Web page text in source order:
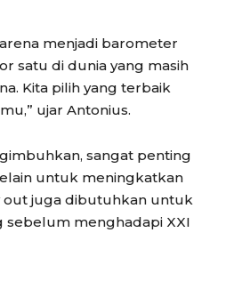
menjadi barometer
satu di dunia yang masih
Kita pilih yang terbaik
ujar Antonius.
sangat penting
untuk meningkatkan
out juga dibutuhkan untuk
sebelum menghadapi XXI